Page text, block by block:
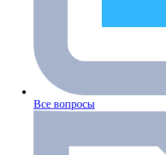
Все вопросы